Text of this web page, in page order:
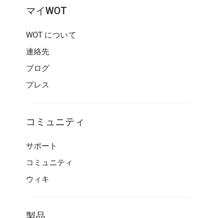
マイWOT
WOT について
連絡先
ブログ
プレス
コミュニティ
サポート
コミュニティ
ウィキ